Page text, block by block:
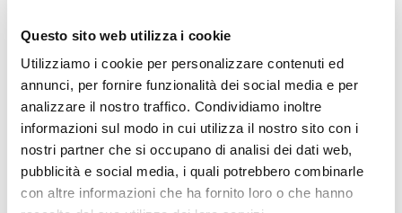
Questo sito web utilizza i cookie
Utilizziamo i cookie per personalizzare contenuti ed
annunci, per fornire funzionalità dei social media e per
analizzare il nostro traffico. Condividiamo inoltre
informazioni sul modo in cui utilizza il nostro sito con i
nostri partner che si occupano di analisi dei dati web,
pubblicità e social media, i quali potrebbero combinarle
con altre informazioni che ha fornito loro o che hanno
del Bernini
Scuola Alti Studi
27/05/1996
La percezione dell'altro oggi
Identità, cultura, modernità